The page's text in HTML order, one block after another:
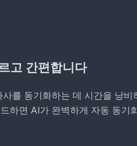
고 간편합니다
사를 동기화하는 데 시간을 낭
하면 AI가 완벽하게 자동 동기